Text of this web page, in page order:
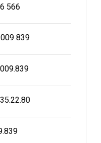
566
839